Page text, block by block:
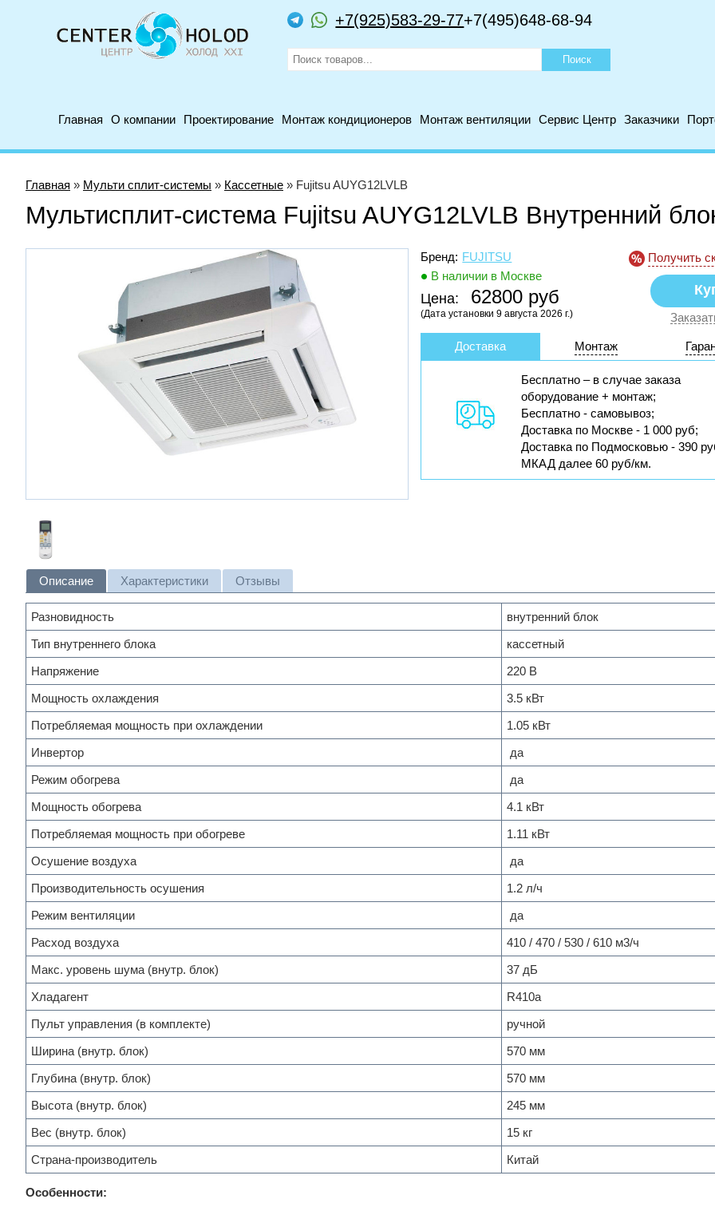
+7(925)583-29-77+7(495)648-68-94
Главная О компании Проектирование Монтаж кондиционеров Монтаж вентиляции Сервис Центр Заказчики
Главная » Мульти сплит-системы » Кассетные » Fujitsu AUYG12LVLB
Мультисплит-система Fujitsu AUYG12LVLB Внутренний
Бренд: FUJITSU
В наличии в Москве
Цена: 62800 руб
(Дата установки 9 августа 2026 г.)
Получить
Доставка Монтаж
Бесплатно – в случае заказа
оборудование + монтаж;
Бесплатно - самовывоз;
Доставка по Москве - 1 000 руб;
Доставка по Подмосковью - 390
МКАД далее 60 руб/км.
Описание Характеристики Отзывы
Разновидность
внутренний блок
Тип внутреннего блока
кассетный
Напряжение
220 В
Мощность охлаждения
3.5 кВт
Потребляемая мощность при охлаждении
1.05 кВт
Инвертор
да
Режим обогрева
да
Мощность обогрева
4.1 кВт
Потребляемая мощность при обогреве
1.11 кВт
Осушение воздуха
да
Производительность осушения
1.2 л/ч
Режим вентиляции
да
Расход воздуха
410 / 470 / 530 / 610 м3/ч
Макс. уровень шума (внутр. блок)
37 дБ
Хладагент
R410a
Пульт управления (в комплекте)
ручной
Ширина (внутр. блок)
570 мм
Глубина (внутр. блок)
570 мм
Высота (внутр. блок)
245 мм
Вес (внутр. блок)
15 кг
Страна-производитель
Китай
Особенности: